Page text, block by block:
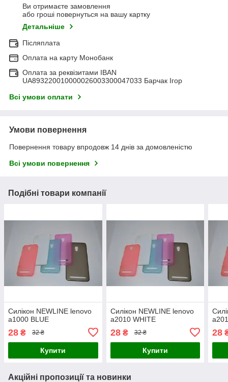
Ви отримаєте замовлення
або гроші повернуться на вашу картку
Детальніше
Післяплата
Оплата на карту Монобанк
Оплата за реквізитами IBAN
UA893220010000026003300047033 Барчак Ігор
Всі умови оплати
Умови повернення
Повернення товару впродовж 14 днів за домовленістю
Всі умови повернення
Подібні товари компанії
Силікон NEWLINE lenovo
a1000 BLUE
28 ₴ 32 ₴
Купити
Силікон NEWLINE lenovo
a2010 WHITE
28₴ 32 ₴
Купити
28
Акційні пропозиції та новинки